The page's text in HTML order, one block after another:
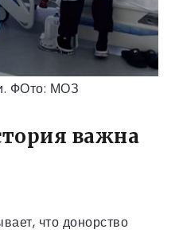
ФОто: МОЗ
важна
что донорство